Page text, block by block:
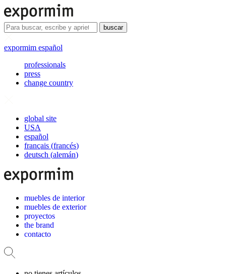
buscar
expormim español
professionals
press
change country
global site
USA
español
français (francés)
deutsch (alemán)
muebles de interior
muebles de exterior
proyectos
the brand
contacto